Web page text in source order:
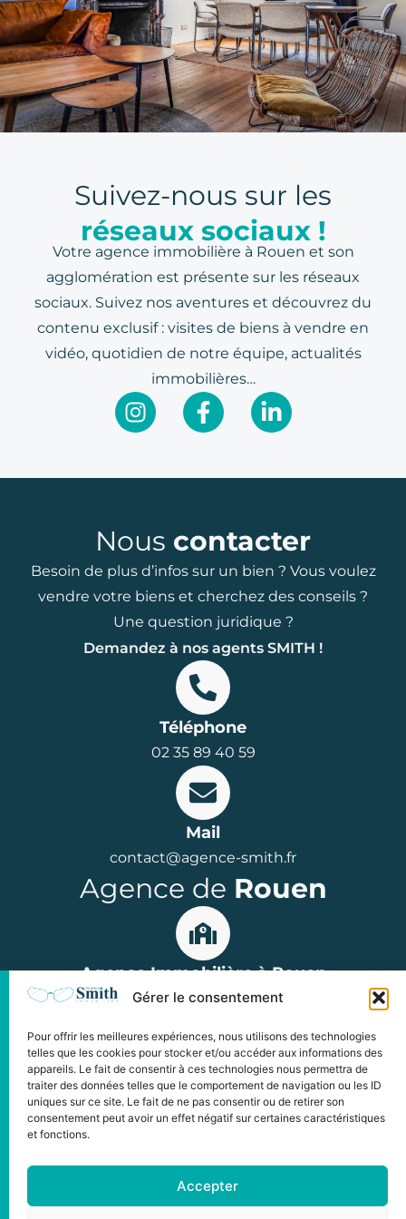
Gérer le consentement
Pour offrir les meilleures expériences, nous utilisons des technologies
telles que les cookies pour stocker et/ou accéder aux informations des
appareils. Le fait de consentir à ces technologies nous permettra de
traiter des données telles que le comportement de navigation ou les ID
uniques sur ce site. Le fait de ne pas consentir ou de retirer son
consentement peut avoir un effet négatif sur certaines caractéristiques
et fonctions.
Accepter
Suivez-nous sur les
réseaux sociaux !
Votre agence immobilière à Rouen et son
agglomération est présente sur les réseaux
sociaux. Suivez nos aventures et découvrez du
contenu exclusif : visites de biens à vendre en
vidéo, quotidien de notre équipe, actualités
immobilières…
Nous contacter
Besoin de plus d’infos sur un bien ? Vous voulez
vendre votre biens et cherchez des conseils ?
Une question juridique ?
Demandez à nos agents SMITH !
Téléphone
02 35 89 40 59
Mail
contact@agence-smith.fr
Agence de Rouen
Agence Immobilière à Rouen
15 rue Jean Lecanuet, 76000 Rouen
Horaires : du lundi au vendredi
de 9h à 12h et de 14h à 18h00
©2024 Copyright L'Agence Smith